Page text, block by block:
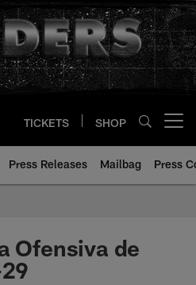
TICKETS SHOP
Press Releases Mailbag Press
Ofensiva de